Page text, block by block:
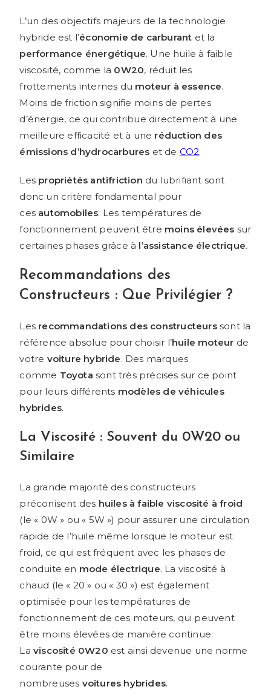
L’un des objectifs majeurs de la technologie
hybride est l’économie de carburant et la
performance énergétique. Une huile à faible
viscosité, comme la 0W20, réduit les
frottements internes du moteur à essence.
Moins de friction signifie moins de pertes
d’énergie, ce qui contribue directement à une
meilleure efficacité et à une réduction des
émissions d’hydrocarbures et de CO2.
Les propriétés antifriction du lubrifiant sont
donc un critère fondamental pour
ces automobiles. Les températures de
fonctionnement peuvent être moins élevées sur
certaines phases grâce à l’assistance électrique.
Recommandations des
Constructeurs : Que Privilégier ?
Les recommandations des constructeurssont la
référence absolue pour choisir l’huile moteur de
votre voiture hybride. Des marques
comme Toyota sont très précises sur ce point
pour leurs différents modèles de véhicules
hybrides.
La Viscosité : Souvent du 0W20 ou
Similaire
La grande majorité des constructeurs
préconisent des huiles à faible viscosité à froid
(le « 0W » ou « 5W ») pour assurer une circulation
rapide de l’huile même lorsque le moteur est
froid, ce qui est fréquent avec les phases de
conduite en mode électrique. La viscosité à
chaud (le « 20 » ou « 30 ») est également
optimisée pour les températures de
fonctionnement de ces moteurs, qui peuvent
être moins élevées de manière continue.
Laviscosité 0W20 est ainsi devenue une norme
courante pour de
nombreuses voitures hybrides.